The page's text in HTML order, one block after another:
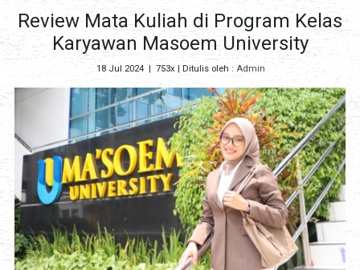
Review Mata Kuliah di Program Kelas
Karyawan Masoem University
18 Jul 2024 753x | Ditulis oleh :Admin